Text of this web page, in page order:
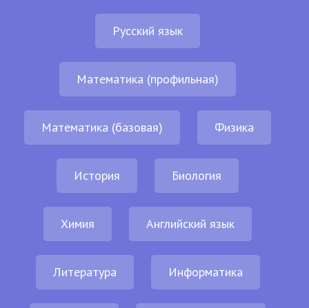
Русский язык
Математика (профильная)
Математика (базовая) Физика
История Биология
Химия Английский язык
Литература Информатика